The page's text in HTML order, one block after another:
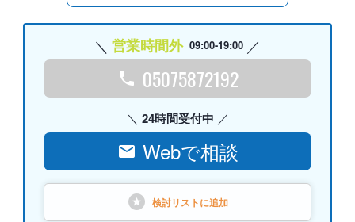
営業時間外 09:00-19:00
05075872192
24時間受付中
Webで相談
検討リストに追加